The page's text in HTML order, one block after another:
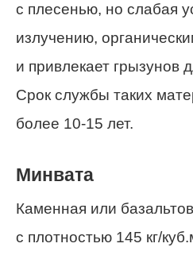
с плесенью, но слабая
излучению,
и привлекает грызунов
Срок службы таких
более 10-15 лет.
Минвата
Каменная или
с плотностью 145 кг/